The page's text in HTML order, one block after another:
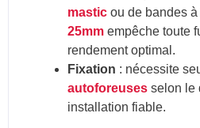
masticou de bandes à
25mmempêche toute
rendement optimal.
Fixation : nécessite
autoforeusesselon le
installation fiable.